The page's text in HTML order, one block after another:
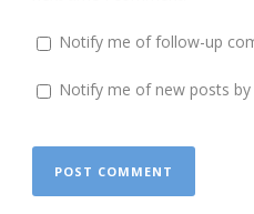
Notify me of follow-up
Notify me of new posts by